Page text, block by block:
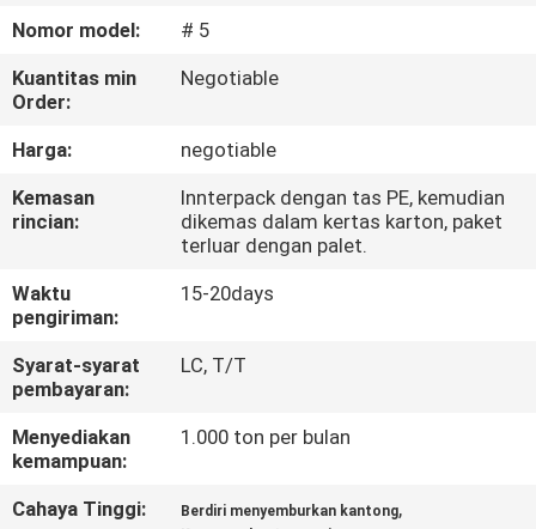
TUR
PABRIK
KONTROL
KUALITAS
HUBUNGI
KAMI
BERITA
MINTA
Nomor model:
# 5
Kuantitas min
Order:
Negotiable
Harga:
negotiable
Kemasan
rincian:
Innterpack dengan tas PE, kemudian
dikemas dalam kertas karton, paket
terluar dengan palet.
Waktu
pengiriman:
15-20days
Syarat-syarat
pembayaran:
LC, T/T
Menyediakan
kemampuan:
1.000 ton per bulan
Cahaya Tinggi: Berdiri menyemburkan kantong,